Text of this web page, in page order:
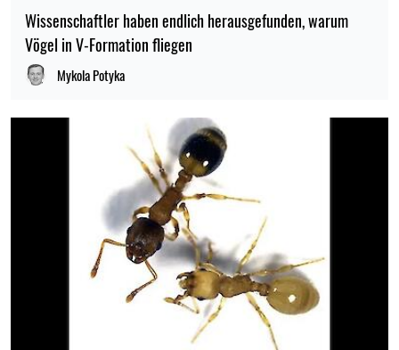
Wissenschaftler haben endlich herausgefunden, warum
Vögel in V-Formation fliegen
Mykola Potyka